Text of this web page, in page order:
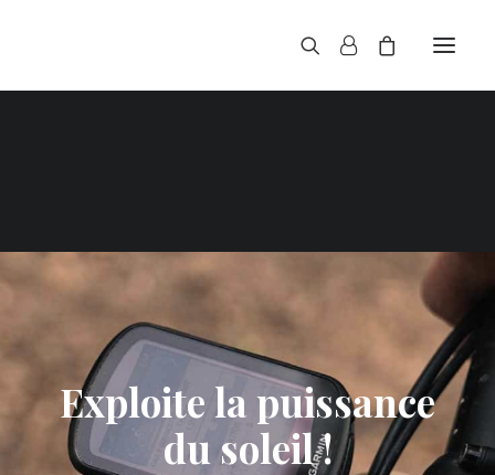
Exploite la puissance
du soleil !